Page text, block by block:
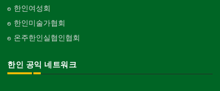
한인여성회
한인미술가협회
온주한인실협인협회
한인 공익 네트워크